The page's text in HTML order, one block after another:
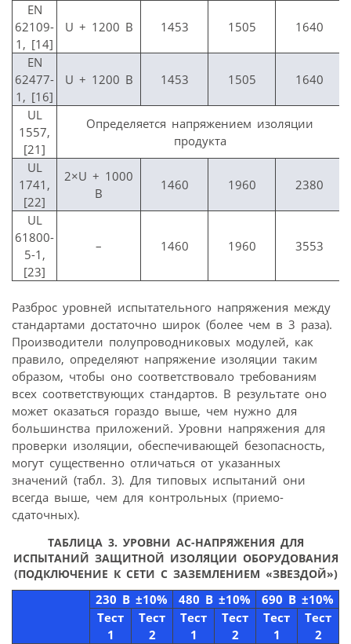
EN
62109-
1, [14]
U + 1200 В 1453 1505 1640
EN
62477-
1, [16]
U + 1200 В 1453 1505 1640
UL
1557,
[21]
Определяется напряжением изоляции
продукта
UL
1741,
[22]
2×U + 1000
В
1460 1960 2380
UL
61800-
5-1,
[23]
– 1460 1960 3553
Разброс уровней испытательного напряжения между
стандартами достаточно широк (более чем в 3 раза).
Производители полупроводниковых модулей, как
правило, определяют напряжение изоляции таким
образом, чтобы оно соответствовало требованиям
всех соответствующих стандартов. В результате оно
может оказаться гораздо выше, чем нужно для
большинства приложений. Уровни напряжения для
проверки изоляции, обеспечивающей безопасность,
могут существенно отличаться от указанных
значений (табл. 3). Для типовых испытаний они
всегда выше, чем для контрольных (приемо-
сдаточных).
ТАБЛИЦА 3. УРОВНИ АС-НАПРЯЖЕНИЯ ДЛЯ
ИСПЫТАНИЙ ЗАЩИТНОЙ ИЗОЛЯЦИИ ОБОРУДОВАНИЯ
(ПОДКЛЮЧЕНИЕ К СЕТИ С ЗАЗЕМЛЕНИЕМ «ЗВЕЗДОЙ»)
230 В ±10% 480 В ±10%
690 В ±10%
Тест
1
Тест
2
Тест
1
Тест
2
Тест
1
Тест
2